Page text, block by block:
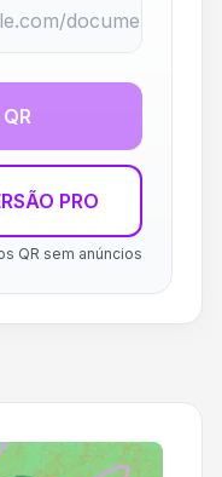
PRO
QR sem anúncios